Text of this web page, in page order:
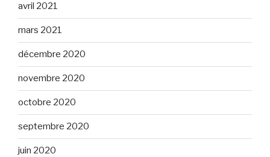
avril 2021
mars 2021
décembre 2020
novembre 2020
octobre 2020
septembre 2020
juin 2020